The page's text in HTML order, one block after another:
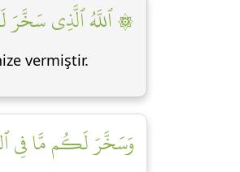
۞ ٱللَّهُ ٱلَّذِي سَخَّرَ
vermiştir.
وَسَخَّرَ لَكُم مَّا فِي